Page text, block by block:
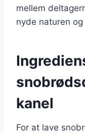
mellem
nyde naturen
kanel
For at lave